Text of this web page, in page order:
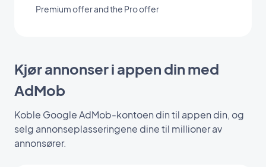
Premium offer and the Pro offer
Kjør annonser i appen din med
AdMob
Koble Google AdMob-kontoen din til appen din, og
selg annonseplasseringene dine til millioner av
annonsører.